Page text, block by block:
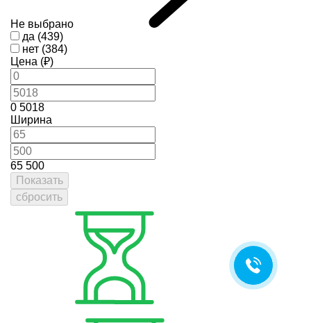
Не выбрано
да (439)
нет (384)
Цена (₽)
0 5018
Ширина
65 500
Показать
сбросить